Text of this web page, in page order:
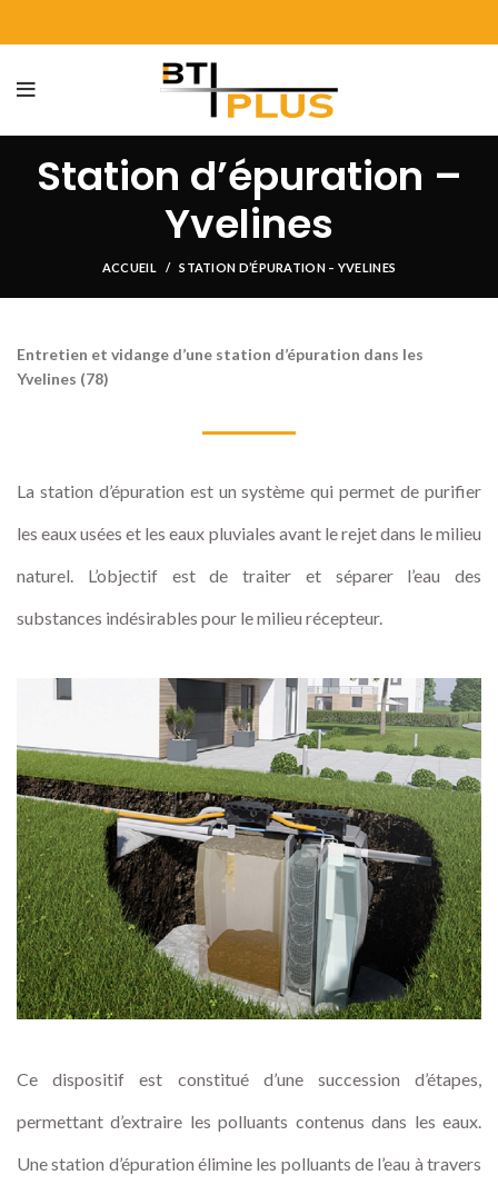
Station d’épuration –
Yvelines
ACCUEIL STATION D’ÉPURATION – YVELINES
Entretien et vidange d’une station d’épuration dans les
Yvelines (78)
La station d’épuration est un système qui permet de purifier
les eaux usées et les eaux pluviales avant le rejet dans le milieu
naturel. L’objectif est de traiter et séparer l’eau des
substances indésirables pour le milieu récepteur.
Ce dispositif est constitué d’une succession d’étapes,
permettant d’extraire les polluants contenus dans les eaux.
Une station d’épuration élimine les polluants de l’eau à travers